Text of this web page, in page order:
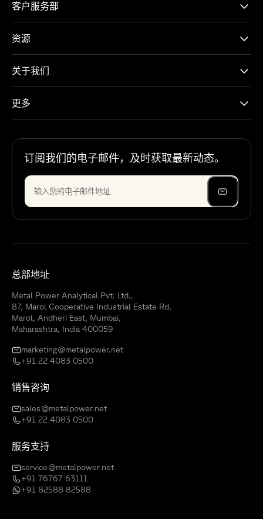
客户服务部
资源
关于我们
更多
订阅我们的电子邮件，及时获取最新动态。
总部地址
Metal Power Analytical Pvt. Ltd.,
87, Marol Cooperative Industrial Estate Rd,
Marol, Andheri East, Mumbai,
Maharashtra, India 400059
marketing@metalpower.net
+91 22 4083 0500
销售咨询
sales@metalpower.net
+91 22 4083 0500
服务支持
service@metalpower.net
+91 76767 63111
+91 82588 82588